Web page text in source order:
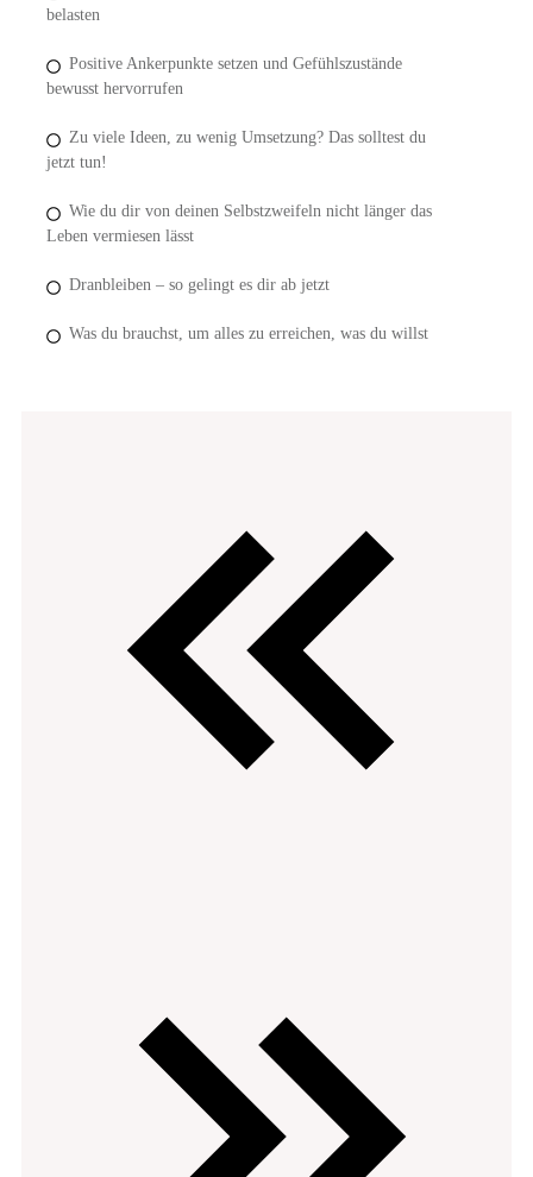
belasten
Positive Ankerpunkte setzen und Gefühlszustände
bewusst hervorrufen
Zu viele Ideen, zu wenig Umsetzung? Das solltest du
jetzt tun!
Wie du dir von deinen Selbstzweifeln nicht länger das
Leben vermiesen lässt
Dranbleiben – so gelingt es dir ab jetzt
Was du brauchst, um alles zu erreichen, was du willst